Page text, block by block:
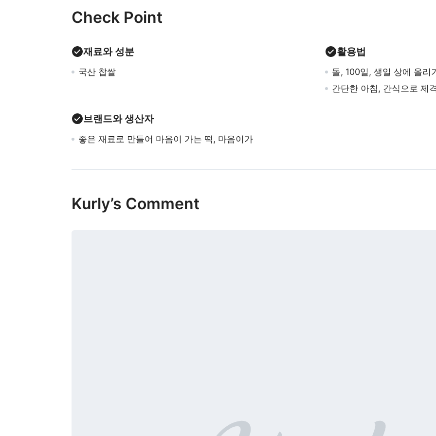
Check Point
재료와 성분
국산 찹쌀
활용법
돌, 100일, 생일 상에 올리
간단한 아침, 간식으로 제
브랜드와 생산자
좋은 재료로 만들어 마음이 가는 떡, 마음이가
Kurly’s Comment